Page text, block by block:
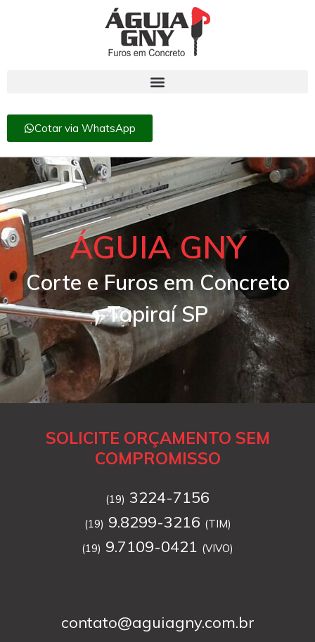
Cotar via WhatsApp
ÁGUIA GNY
Corte e Furos em Concreto
Tapiraí SP
SOLICITE ORÇAMENTO SEM
COMPROMISSO
(19) 3224-7156
(19) 9.8299-3216 (TIM)
(19) 9.7109-0421 (VIVO)
contato@aguiagny.com.br